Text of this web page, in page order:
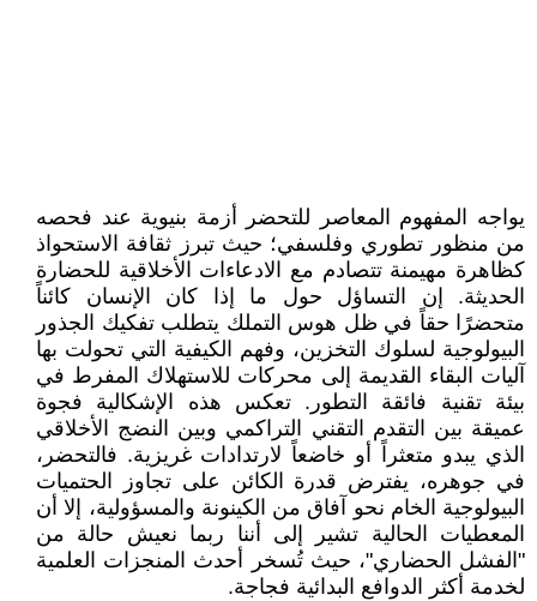
يواجه المفهوم المعاصر للتحضر أزمة بنيوية عند فحصه
من منظور تطوري وفلسفي؛ حيث تبرز ثقافة الاستحواذ
كظاهرة مهيمنة تتصادم مع الادعاءات الأخلاقية للحضارة
الحديثة. إن التساؤل حول ما إذا كان الإنسان كائناً
متحضرًا حقاً في ظل هوس التملك يتطلب تفكيك الجذور
البيولوجية لسلوك التخزين، وفهم الكيفية التي تحولت بها
آليات البقاء القديمة إلى محركات للاستهلاك المفرط في
بيئة تقنية فائقة التطور. تعكس هذه الإشكالية فجوة
عميقة بين التقدم التقني التراكمي وبين النضج الأخلاقي
الذي يبدو متعثراً أو خاضعاً لارتدادات غريزية. فالتحضر،
في جوهره، يفترض قدرة الكائن على تجاوز الحتميات
البيولوجية الخام نحو آفاق من الكينونة والمسؤولية، إلا أن
المعطيات الحالية تشير إلى أننا ربما نعيش حالة من
"الفشل الحضاري"، حيث تُسخر أحدث المنجزات العلمية
لخدمة أكثر الدوافع البدائية فجاجة.